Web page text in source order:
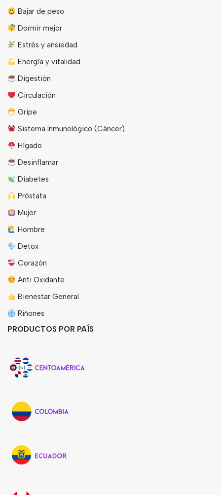
Bajar de peso
Dormir mejor
Estrés y ansiedad
Energîa y vitalidad
Digestión
Circulación
Gripe
Sistema Inmunológico (Cáncer)
Hígado
Desinflamar
Diabetes
Próstata
Mujer
Hombre
Detox
Corazón
Anti Oxidante
Bienestar General
Riñones
PRODUCTOS POR PAÍS